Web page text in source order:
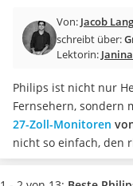
Laser-
Powerline-Adapter
Powerstation mit
Gaming-PC
Soundbar
17-Zoll-Laptop
Satellitenschüssel
Gaming-Headset
Von: Jacob
schreibt über:
Lektorin:
Philips ist nicht nur
Fernsehern, sondern
27-Zoll-Monitoren
nicht so einfach, den
machen. Diverse
Verbraucher